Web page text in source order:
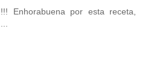
Enhorabuena por esta receta,